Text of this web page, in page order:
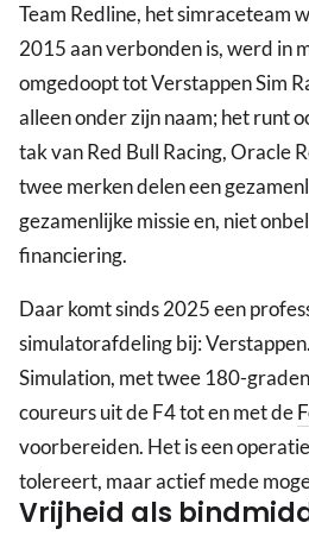
Team Redline, het simraceteam
2015 aan verbonden is, werd in
omgedoopt tot Verstappen Sim
alleen onder zijn naam; het runt
tak van Red Bull Racing, Oracle
twee merken delen een
gezamenlijke missie en, niet
financiering.
Daar komt sinds 2025 een
simulatorafdeling bij:
Simulation, met twee 180-
coureurs uit de F4 tot en met de
voorbereiden. Het is een
tolereert, maar actief mede
Vrijheid als